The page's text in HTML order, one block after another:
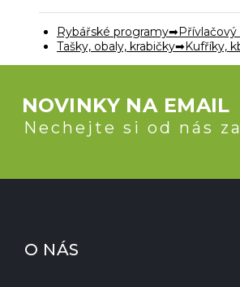
Rybářské programy
Tašky, obaly, krabičky
Kufříky,
NOVINKY NA EMAIL
Nechejte si od nás
O NÁS